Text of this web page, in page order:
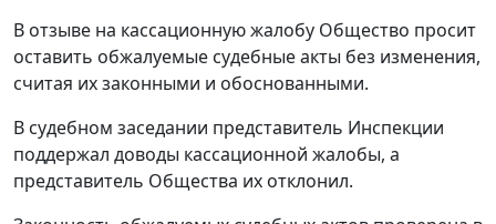
В отзыве на кассационную жалобу Общество просит
оставить обжалуемые судебные акты без изменения,
считая их законными и обоснованными.
В судебном заседании представитель Инспекции
поддержал доводы кассационной жалобы, а
представитель Общества их отклонил.